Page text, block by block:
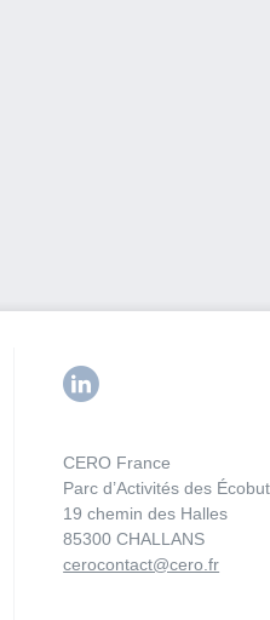
CERO France
Parc d’Activités des
19 chemin des Halles
85300 CHALLANS
cerocontact@cero.fr